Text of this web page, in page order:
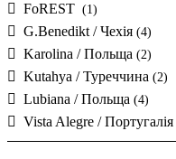
FoREST (1)
G.Benedikt / Чехія (4)
Karolina / Польща (2)
Kutahya / Туреччина (2)
Lubiana / Польща (4)
Vista Alegre / Португалія